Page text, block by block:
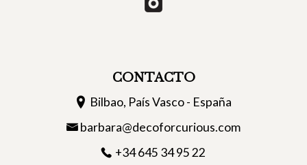
CONTACTO
Bilbao, País Vasco - España
barbara@decoforcurious.com
+34 645 34 95 22